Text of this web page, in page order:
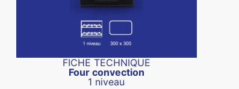
FICHE TECHNIQUE
Four convection
1 niveau